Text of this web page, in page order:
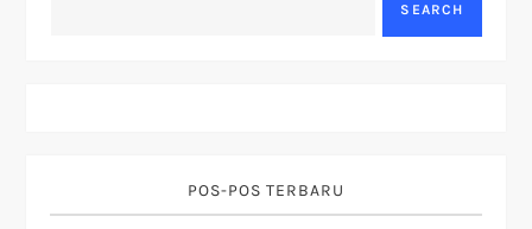
SEARCH
POS-POS TERBARU